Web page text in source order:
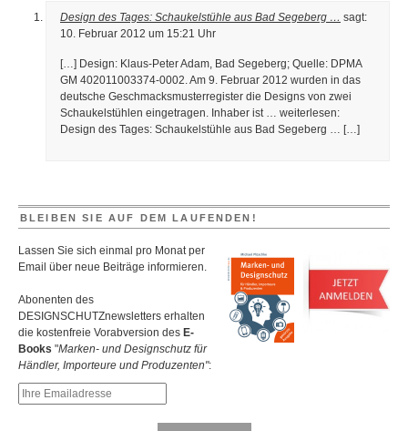
Design des Tages: Schaukelstühle aus Bad Segeberg … sagt:
10. Februar 2012 um 15:21 Uhr
[…] Design: Klaus-Peter Adam, Bad Segeberg; Quelle: DPMA
GM 402011003374-0002. Am 9. Februar 2012 wurden in das
deutsche Geschmacksmusterregister die Designs von zwei
Schaukelstühlen eingetragen. Inhaber ist … weiterlesen:
Design des Tages: Schaukelstühle aus Bad Segeberg … […]
BLEIBEN SIE AUF DEM LAUFENDEN!
Lassen Sie sich einmal pro Monat per
Email über neue Beiträge informieren.
Abonenten des
DESIGNSCHUTZnewsletters erhalten
die kostenfreie Vorabversion des E-
Books "Marken- und Designschutz für
Händler, Importeure und Produzenten":